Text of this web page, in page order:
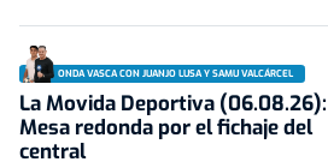
ONDA VASCA CON JUANJO LUSA Y SAMU VALCÁRCEL
La Movida Deportiva (06.08.26):
Mesa redonda por el fichaje del
central